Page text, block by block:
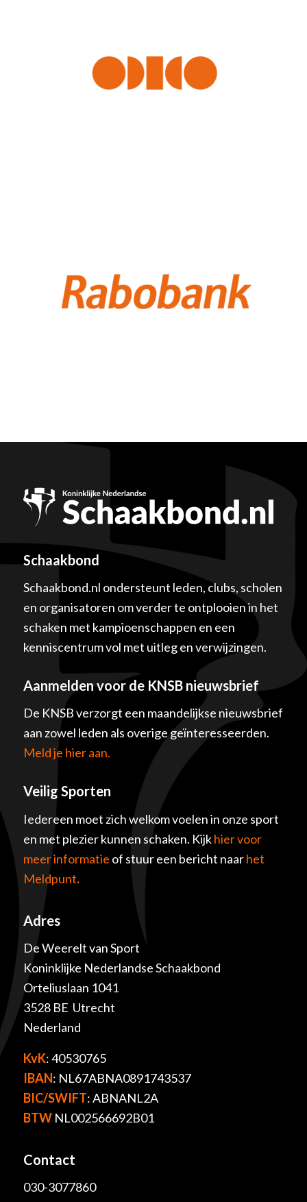
Schaakbond
Schaakbond.nl ondersteunt leden, clubs, scholen
en organisatoren om verder te ontplooien in het
schaken met kampioenschappen en een
kenniscentrum vol met uitleg en verwijzingen.
Aanmelden voor de KNSB nieuwsbrief
De KNSB verzorgt een maandelijkse nieuwsbrief
aan zowel leden als overige geïnteresseerden.
Meld je hier aan.
Veilig Sporten
Iedereen moet zich welkom voelen in onze sport
en met plezier kunnen schaken. Kijkhier voor
meer informatie of stuur een bericht naarhet
Meldpunt.
Adres
De Weerelt van Sport
Koninklijke Nederlandse Schaakbond
Orteliuslaan 1041
3528 BE Utrecht
Nederland
KvK: 40530765
IBAN: NL67ABNA0891743537
BIC/SWIFT: ABNANL2A
BTWNL002566692B01
Contact
030-3077860